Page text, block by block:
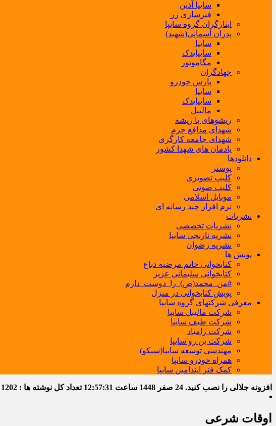
سایپا آذین
فنرسازی زر
ایثارگران گروه سایپا
پدران آسمانی(شهید)
سایپا
سایپایدک
مگاموتور
جهادگران
پارس خودرو
سایپا
سایپایدک
مالیبل
ریشوهای با ریشه
شهدای مدافع حرم
شهدای جامعه کارگری
یادمان های شهدا کشور
دانلودها
پوستر
کلیپ تصویری
کلیپ صوتی
موبایل اسلامی
نرم افزار چند رسانه ای
نشریات
نشریات تخصصی
نشریه نارنجی سایپا
نشریه رضوان
پویش ها
کتابخوانی خانم مرضیه دباغ
کتابخوانی سلیمانی عزیز
#من_محمد(ص)_را_دوست_دارم
پویش کتابخوانی در منزل
معرفی شرکتهای گروه سایپا
شرکت مالیبل سایپا
شرکت طیف سایپا
شرکت زامیاد
شرکت بن رو سایپا
مهندسی توسعه سایپا(سیکو)
همراه خودرو سایپا
کمک فنر ایندامین سایپا
افزونه جلالی را نصب کنید. 24 صفر 1448 ساعت 12:57:32 تعداد کل نوشته ها : 1202
اوقات شرعی